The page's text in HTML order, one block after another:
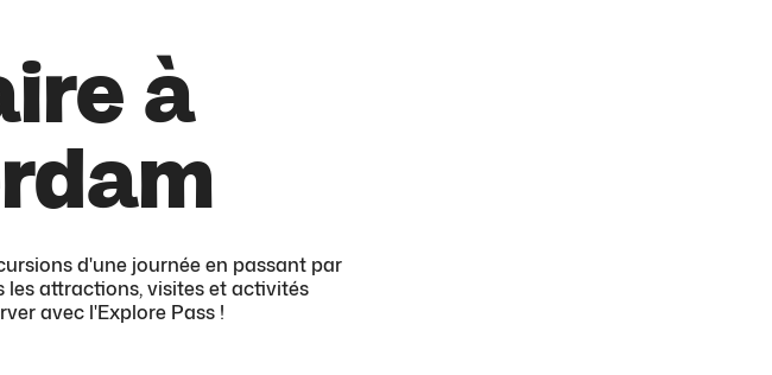
à
d'une journée en passant par
attractions, visites et activités
avec l'Explore Pass !